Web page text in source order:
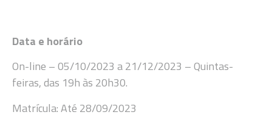
Data e horário
On-line – 05/10/2023 a 21/12/2023 – Quintas-
feiras, das 19h às 20h30.
Matrícula: Até 28/09/2023